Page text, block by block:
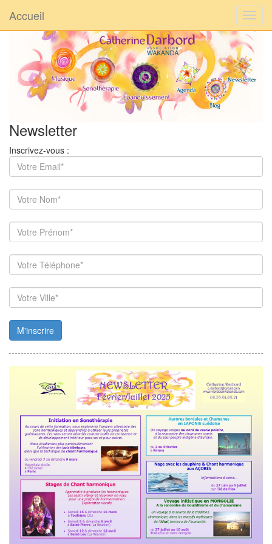
Accueil
Newsletter
Inscrivez-vous :
M'inscrire